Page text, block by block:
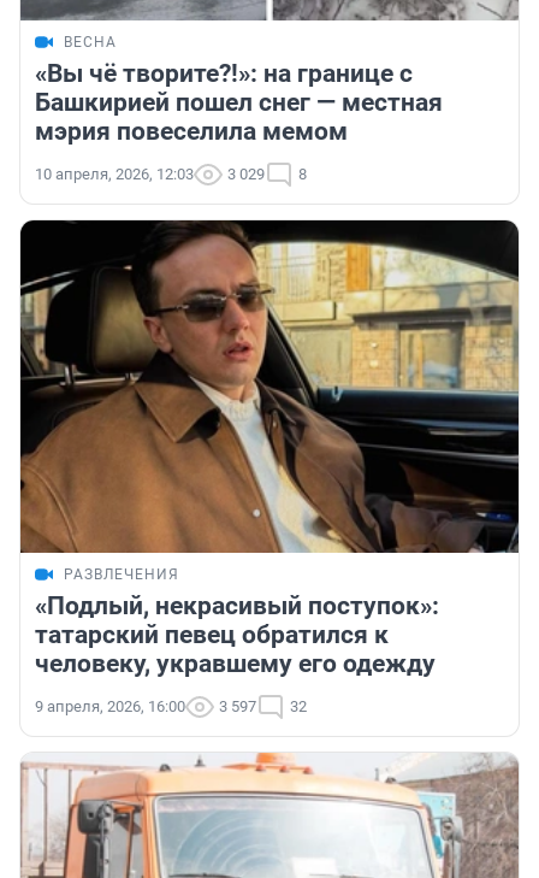
ВЕСНА
«Вы чё творите?!»: на границе с
Башкирией пошел снег — местная
мэрия повеселила мемом
10 апреля, 2026, 12:03 3 029 8
РАЗВЛЕЧЕНИЯ
«Подлый, некрасивый поступок»:
татарский певец обратился к
человеку, укравшему его одежду
9 апреля, 2026, 16:00 3 597 32